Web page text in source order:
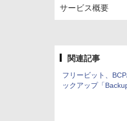
サービス概要
関連記事
フリービット、
ックアップ「